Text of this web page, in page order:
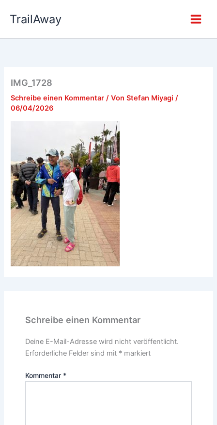
InhaltTrailAway
IMG_1728
Schreibe einen Kommentar / VonStefan Miyagi/
06/04/2026
Schreibe einen Kommentar
Deine E-Mail-Adresse wird nicht veröffentlicht.
Erforderliche Felder sind mit *markiert
Kommentar *